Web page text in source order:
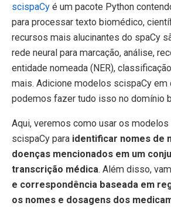
scispaCy é um pacote Python
para processar texto biomédico,
recursos mais alucinantes do spaCy
rede neural para marcação, análise,
entidade nomeada (NER),
mais. Adicione modelos scispaCy em
podemos fazer tudo isso no domínio
Aqui, veremos como usar os modelos
scispaCy para identificar nomes de
doenças mencionados em um
transcrição médica. Além disso,
e correspondência baseada em
os nomes e dosagens dos